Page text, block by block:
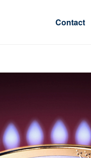
Contact